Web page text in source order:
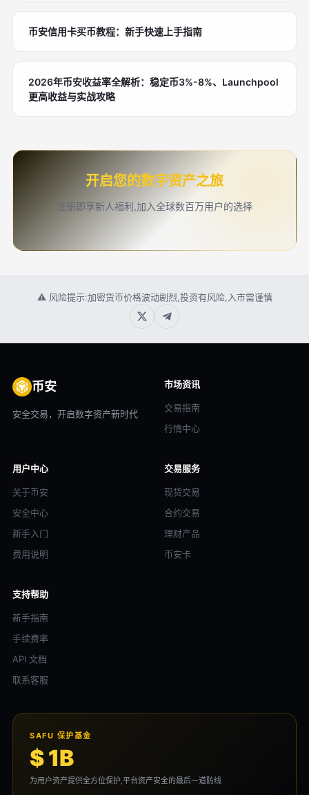
币安信用卡买币教程：新手快速上手指南
2026年币安收益率全解析：稳定币3%-8%、Launchpool
更高收益与实战攻略
开启您的数字资产之旅
注册即享新人福利,加入全球数百万用户的选择
⚠ 风险提示:加密货币价格波动剧烈,投资有风险,入市需谨慎
币安
安全交易，开启数字资产新时代
市场资讯
交易指南
行情中心
用户中心
关于币安
安全中心
新手入门
费用说明
交易服务
现货交易
合约交易
理财产品
币安卡
支持帮助
新手指南
手续费率
API 文档
联系客服
SAFU 保护基金
$ 1B
为用户资产提供全方位保护,平台资产安全的最后一道防线